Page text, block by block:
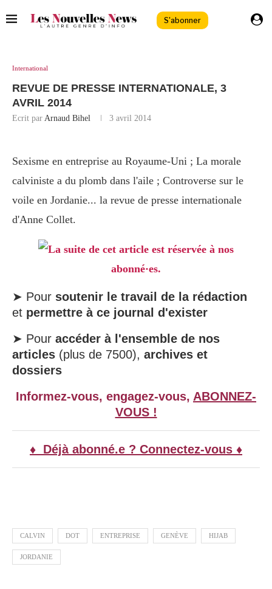
S'abonner
International
REVUE DE PRESSE INTERNATIONALE, 3
AVRIL 2014
Ecrit par Arnaud Bihel 3 avril 2014
Sexisme en entreprise au Royaume-Uni ; La morale
calviniste a du plomb dans l'aile ; Controverse sur le
voile en Jordanie... la revue de presse internationale
d'Anne Collet.
La suite de cet article est réservée à nos
abonné·es.
➤ Pour soutenir le travail de la rédaction
et permettre à ce journal d'exister
➤ Pour accéder à l'ensemble de nos
articles (plus de 7500), archives et
dossiers
Informez-vous, engagez-vous, ABONNEZ-
VOUS !
♦ Déjà abonné.e ? Connectez-vous ♦
CALVIN DOT ENTREPRISE GENÈVE HIJAB
JORDANIE